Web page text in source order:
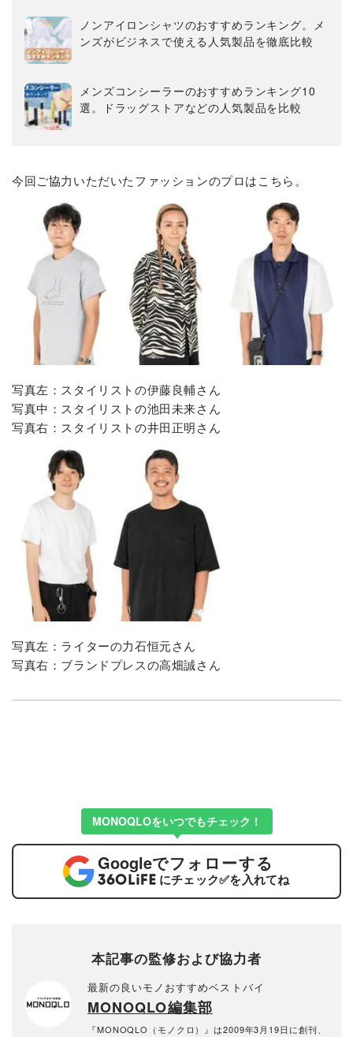
ノンアイロンシャツのおすすめランキング。メ
ンズがビジネスで使える人気製品を徹底比較
メンズコンシーラーのおすすめランキング10
選。ドラッグストアなどの人気製品を比較
今回ご協力いただいたファッションのプロはこちら。
写真左：スタイリストの伊藤良輔さん
写真中：スタイリストの池田未来さん
写真右：スタイリストの井田正明さん
写真左：ライターの力石恒元さん
写真右：ブランドプレスの高畑誠さん
MONOQLOをいつでもチェック！
Googleでフォローする
にチェック✅を入れてね
本記事の監修および協力者
最新の良いモノおすすめベストバイ
MONOQLO編集部
『MONOQLO（モノクロ）』は2009年3月19日に創刊、